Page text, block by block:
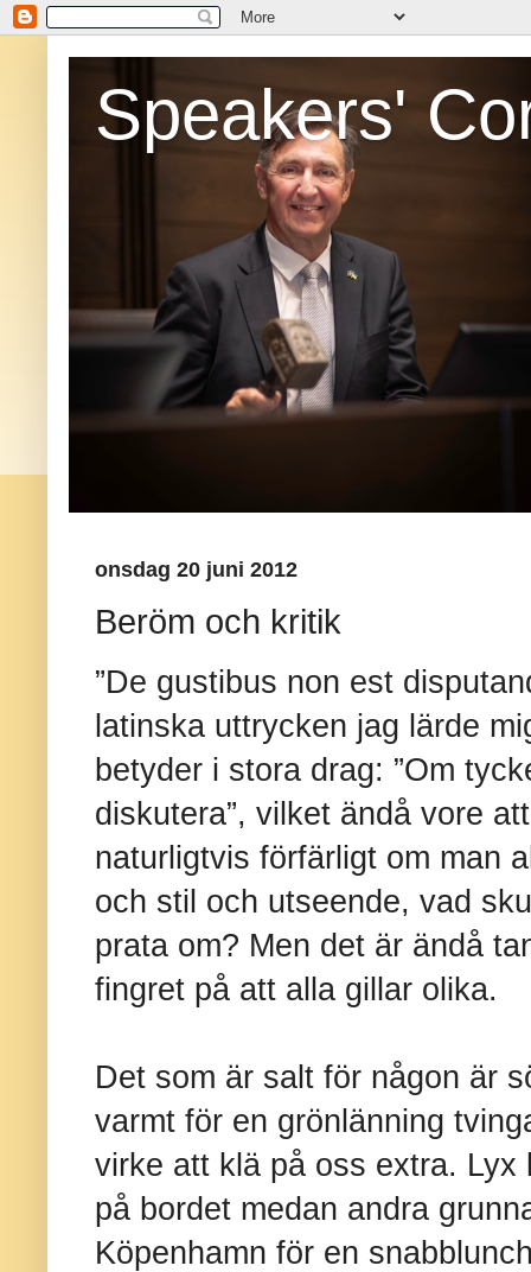
Speakers'
onsdag 20 juni 2012
Beröm och kritik
”De gustibus non est
latinska uttrycken jag lärde
betyder i stora drag: ”Om
diskutera”, vilket ändå vore
naturligtvis förfärligt om man
och stil och utseende, vad
prata om? Men det är ändå
fingret på att alla gillar olika.
Det som är salt för någon är
varmt för en grönlänning
virke att klä på oss extra.
på bordet medan andra
Köpenhamn för en